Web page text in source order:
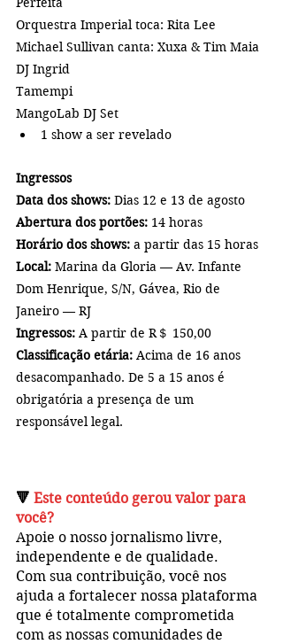
Orquestra Imperial toca: Rita Lee
Michael Sullivan canta: Xuxa & Tim Maia
DJ Ingrid
Tamempi
MangoLab DJ Set
1 show a ser revelado
Ingressos
Data dos shows: Dias 12 e 13 de agosto
Abertura dos portões: 14 horas
Horário dos shows: a partir das 15 horas
Local: Marina da Gloria — Av. Infante
Dom Henrique, S/N, Gávea, Rio de
Janeiro — RJ
Ingressos: A partir de R＄ 150,00
Classificação etária: Acima de 16 anos
desacompanhado. De 5 a 15 anos é
obrigatória a presença de um
responsável legal.
🔻 Este conteúdo gerou valor para
você?
Apoie o nosso jornalismo livre,
independente e de qualidade.
Com sua contribuição, você nos
ajuda a fortalecer nossa plataforma
que é totalmente comprometida
com as nossas comunidades de